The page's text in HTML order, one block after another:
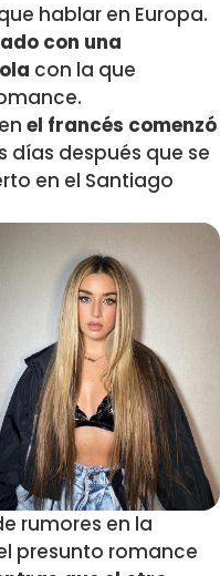
hablar en Europa.
con una
con la que
el francés comenzó
días después que se
en el Santiago
rumores en la
presunto romance